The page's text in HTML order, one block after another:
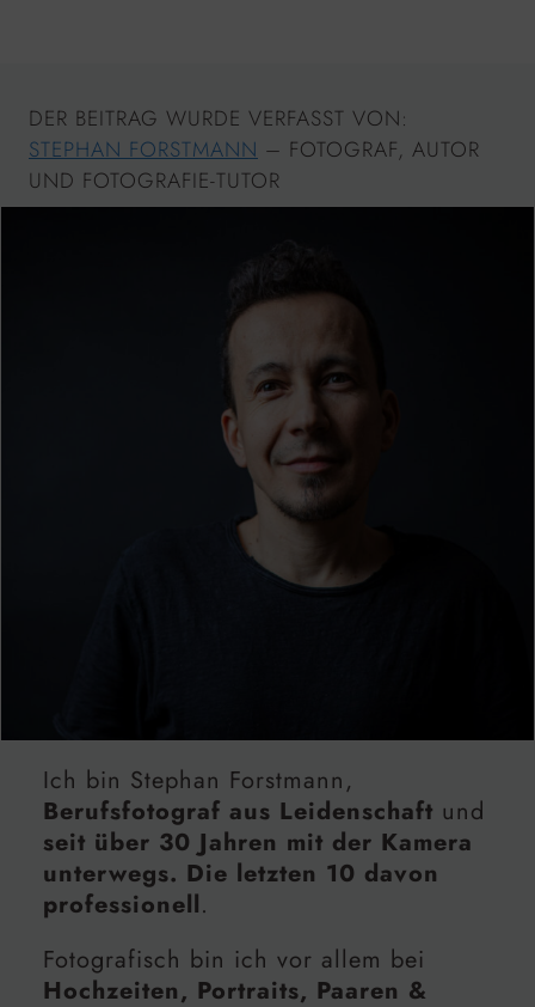
DER BEITRAG WURDE VERFASST VON:
STEPHAN FORSTMANN – FOTOGRAF, AUTOR
UND FOTOGRAFIE-TUTOR
Ich bin Stephan Forstmann,
Berufsfotograf aus Leidenschaft und
seit über 30 Jahren mit der Kamera
unterwegs. Die letzten 10 davon
professionell.
Fotografisch bin ich vor allem bei
Hochzeiten, Portraits, Paaren &